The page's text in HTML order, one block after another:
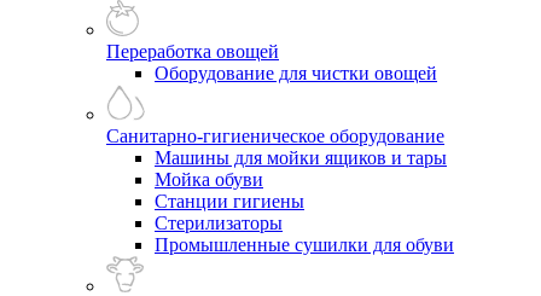
Переработка овощей
Оборудование для чистки овощей
Санитарно-гигиеническое оборудование
Машины для мойки ящиков и тары
Мойка обуви
Станции гигиены
Стерилизаторы
Промышленные сушилки для обуви